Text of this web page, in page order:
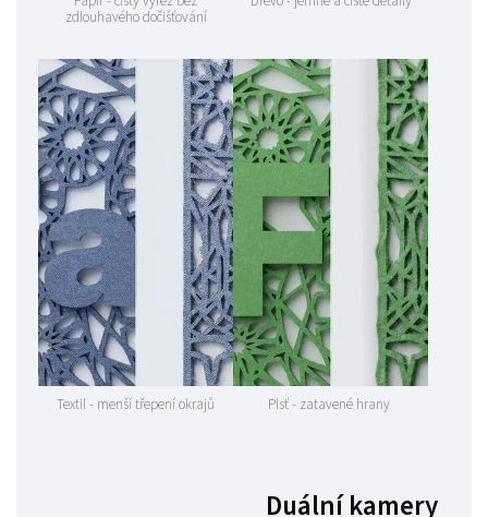
zdlouhavého dočišťování
Textil - menší třepení okrajů Plsť - zatavené hrany
Duální kamery